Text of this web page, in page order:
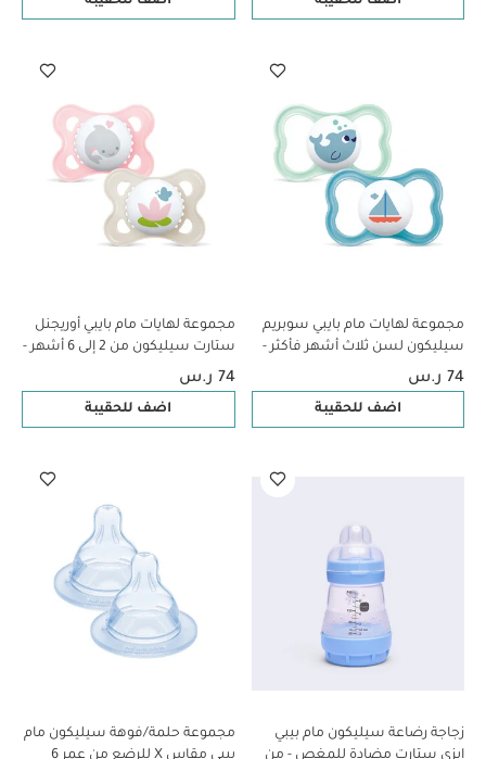
مجموعة لهايات مام بايبي سوبريم
سيليكون لسن ثلاث أشهر فأكثر -
سي لايف جرين وأزرق، قطعتين
74 ر.س
اضف للحقيبة
مجموعة لهايات مام بايبي أوريجنل
ستارت سيليكون من 2 إلى 6 أشهر -
سي لايف بينك وبيج، قطعتين
74 ر.س
اضف للحقيبة
زجاجة رضاعة سيليكون مام بيبي
إيزي ستارت مضادة للمغص - من
مجموعة حلمة/فوهة سيليكون مام
بيبي مقاس X للرضع من عمر 6